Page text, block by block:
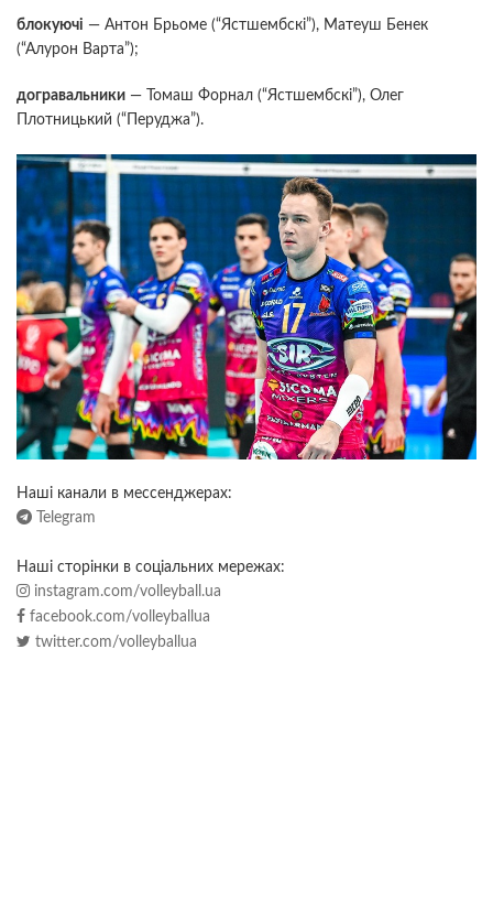
блокуючі — Антон Брьоме (“Ястшембскі”), Матеуш Бенек
(“Алурон Варта”);
догравальники — Томаш Форнал (“Ястшембскі”), Олег
Плотницький (“Перуджа”).
Наші канали в мессенджерах:
Telegram
Наші сторінки в соціальних мережах:
instagram.com/volleyball.ua
facebook.com/volleyballua
twitter.com/volleyballua